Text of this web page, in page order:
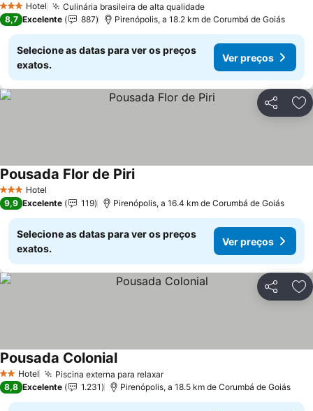
3 EstrelasHotel Culinária brasileira de alta qualidadeVer preços
8,7 Excelente 887 Pirenópolis, a 18.2 km de Corumbá de Goiás
Selecione as datas para ver os preços
exatos.
Ver preços
Partilhar
3 EstrelasHotel
Pousada Flor de PiriVer preços
9,9 Excelente 119 Pirenópolis, a 16.4 km de Corumbá de Goiás
Selecione as datas para ver os preços
exatos.
Ver preços
Partilhar
2 Estrelas
Hotel Piscina externa para relaxarVer preços
Pousada ColonialVer preços
8,8 Excelente 1.231 Pirenópolis, a 18.5 km de Corumbá de Goiás